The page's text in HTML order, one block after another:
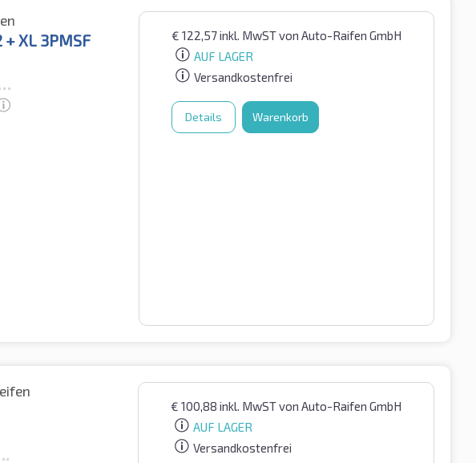
XL 3PMSF
€ 122,57inkl. MwSTvon Auto-Raifen GmbH
AUF LAGER
Versandkostenfrei
Details Warenkorb
€ 100,88 inkl. MwSTvon Auto-Raifen GmbH
AUF LAGER
Versandkostenfrei